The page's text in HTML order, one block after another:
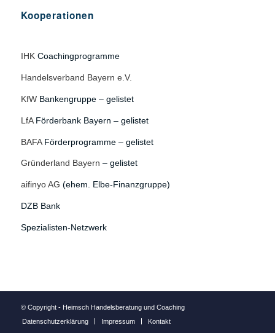
Kooperationen
IHKCoachingprogramme
Handelsverband Bayern e.V.
KfWBankengruppe – gelistet
LfAFörderbank Bayern – gelistet
BAFAFörderprogramme – gelistet
Gründerland Bayern – gelistet
aifinyo AG (ehem. Elbe-Finanzgruppe)
DZB Bank
Spezialisten-Netzwerk
© Copyright - Heimsch Handelsberatung und Coaching
Datenschutzerklärung
Impressum Kontakt